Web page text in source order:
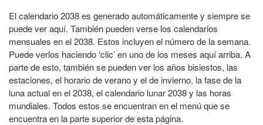
El calendario 2038 es generado automáticamente y siempre se
puede ver aquí. También pueden verse los calendarios
mensuales en el 2038. Estos incluyen el número de la semana.
Puede verlos haciendo ‘clic’ en uno de los meses aquí arriba. A
parte de esto, también se pueden ver los años bisiestos, las
estaciones, el horario de verano y el de invierno, la fase de la
luna actual en el 2038, el calendario lunar 2038 y las horas
mundiales. Todos estos se encuentran en el menú que se
encuentra en la parte superior de esta página.